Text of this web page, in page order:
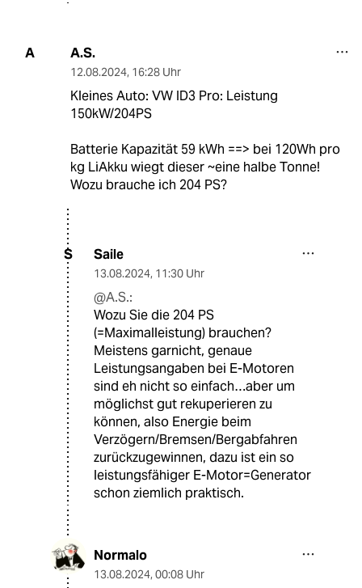
A A.S.
12.08.2024, 16:28 Uhr
Kleines Auto: VW ID3 Pro: Leistung
150kW/204PS
Batterie Kapazität 59 kWh ==> bei 120Wh pro
kg LiAkku wiegt dieser ~eine halbe Tonne!
Wozu brauche ich 204 PS?
S Saile
13.08.2024, 11:30 Uhr
@A.S.:
Wozu Sie die 204 PS
(=Maximalleistung) brauchen?
Meistens garnicht, genaue
Leistungsangaben bei E-Motoren
sind eh nicht so einfach…aber um
möglichst gut rekuperieren zu
können, also Energie beim
Verzögern/Bremsen/Bergabfahren
zurückzugewinnen, dazu ist ein so
leistungsfähiger E-Motor=Generator
schon ziemlich praktisch.
Normalo
13.08.2024, 00:08 Uhr